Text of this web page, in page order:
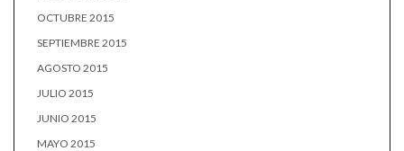
OCTUBRE 2015
SEPTIEMBRE 2015
AGOSTO 2015
JULIO 2015
JUNIO 2015
MAYO 2015